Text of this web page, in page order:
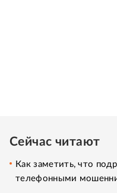
Сейчас читают
Как заметить, что
телефонными